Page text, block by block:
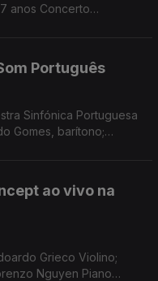
anos Concerto
Português
Sinfónica Portuguesa
Gomes, barítono;
ao vivo na
Grieco Violino;
Nguyen Piano